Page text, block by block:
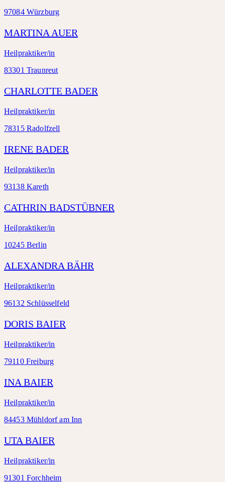
97084 Würzburg
MARTINA AUER
Heilpraktiker/in
83301 Traunreut
CHARLOTTE BADER
Heilpraktiker/in
78315 Radolfzell
IRENE BADER
Heilpraktiker/in
93138 Kareth
CATHRIN BADSTÜBNER
Heilpraktiker/in
10245 Berlin
ALEXANDRA BÄHR
Heilpraktiker/in
96132 Schlüsselfeld
DORIS BAIER
Heilpraktiker/in
79110 Freiburg
INA BAIER
Heilpraktiker/in
84453 Mühldorf am Inn
UTA BAIER
Heilpraktiker/in
91301 Forchheim